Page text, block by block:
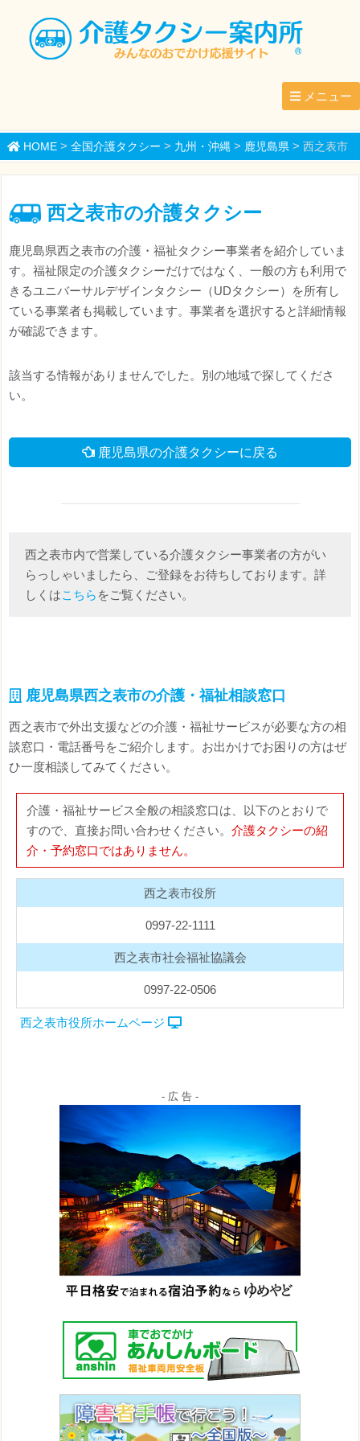
メニュー
HOME> 全国介護タクシー > 九州・沖縄> 鹿児島県> 西之表市
西之表市の介護タクシー
鹿児島県西之表市の介護・福祉タクシー事業者を紹介していま
す。福祉限定の介護タクシーだけではなく、一般の方も利用で
きるユニバーサルデザインタクシー（UDタクシー）を所有し
ている事業者も掲載しています。事業者を選択すると詳細情報
が確認できます。
該当する情報がありませんでした。別の地域で探してくださ
い。
鹿児島県の介護タクシーに戻る
西之表市内で営業している介護タクシー事業者の方がい
らっしゃいましたら、ご登録をお待ちしております。詳
しくはこちら をご覧ください。
鹿児島県西之表市の介護・福祉相談窓口
西之表市で外出支援などの介護・福祉サービスが必要な方の相
談窓口・電話番号をご紹介します。お出かけでお困りの方はぜ
ひ一度相談してみてください。
介護・福祉サービス全般の相談窓口は、以下のとおりで
すので、直接お問い合わせください。 介護タクシーの紹
介・予約窓口ではありません。
西之表市役所
0997-22-1111
西之表市社会福祉協議会
0997-22-0506
西之表市役所ホームページ
- 広 告 -